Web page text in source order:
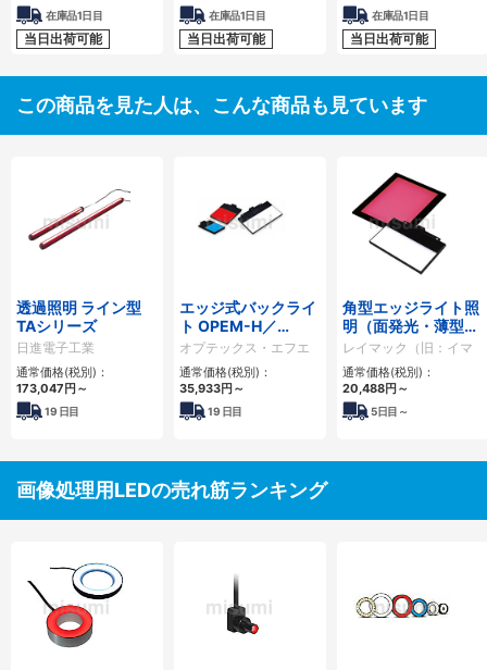
在庫品1日目
当日出荷可能
在庫品1日目
当日出荷可能
在庫品1日目
当日出荷可能
この商品を見た人は、こんな商品も見ています
透過照明 ライン型
TAシリーズ
日進電子工業
通常価格(税別)：
173,047 円 ～
19 日目
エッジ式バックライ
ト OPEM-H／
OPEMシリーズ
オプテックス・エフエ
ー
通常価格(税別)：
35,933円 ～
19 日目
角型エッジライト照
明（面発光・薄型）
IFLA・IFLシリーズ
レイマック（旧：イマ
ック）
通常価格(税別)：
20,488円 ～
5日目～
画像処理用LEDの売れ筋ランキング